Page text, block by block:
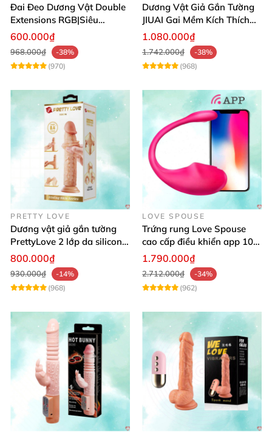
Đai Đeo Dương Vật Double
Extensions RGB|Siêu
Bền|Cảm Giác Thật
600.000₫
968.000₫
-38%
(970)
Dương Vật Giả Gắn Tường
JIUAI Gai Mềm Kích Thích
Điểm G Siêu Mượt
1.080.000₫
1.742.000₫
-38%
(968)
PRETTY LOVE
Dương vật giả gắn tường
PrettyLove 2 lớp da silicon
mềm mịn không rung
800.000₫
930.000₫
-14%
(968)
LOVE SPOUSE
Trứng rung Love Spouse
cao cấp điều khiển app 10
chế độ rung cực khoái toàn
1.790.000₫
2.712.000₫
-34%
(962)